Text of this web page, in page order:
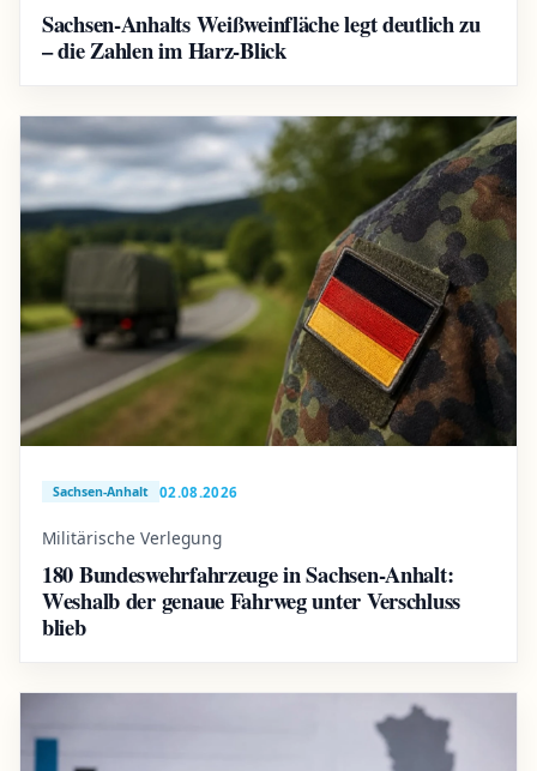
Sachsen-Anhalts Weißweinfläche legt deutlich zu
– die Zahlen im Harz-Blick
Sachsen-Anhalt 02.08.2026
Militärische Verlegung
180 Bundeswehrfahrzeuge in Sachsen-Anhalt:
Weshalb der genaue Fahrweg unter Verschluss
blieb